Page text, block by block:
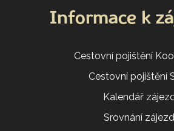
Informace k
Cestovní pojištění
Cestovní pojištění
Kalendář
Srovnání